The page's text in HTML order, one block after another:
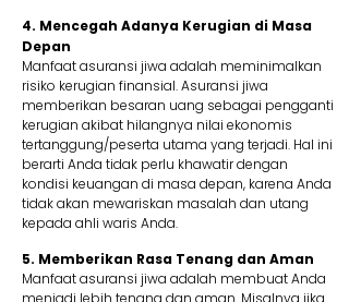
4. Mencegah Adanya Kerugian di Masa
Depan
Manfaat asuransi jiwa adalah meminimalkan
risiko kerugian finansial. Asuransi jiwa
memberikan besaran uang sebagai pengganti
kerugian akibat hilangnya nilai ekonomis
tertanggung/peserta utama yang terjadi. Hal ini
berarti Anda tidak perlu khawatir dengan
kondisi keuangan di masa depan, karena Anda
tidak akan mewariskan masalah dan utang
kepada ahli waris Anda.
5. Memberikan Rasa Tenang dan Aman
Manfaat asuransi jiwa adalah membuat Anda
menjadi lebih tenang dan aman. Misalnya jika